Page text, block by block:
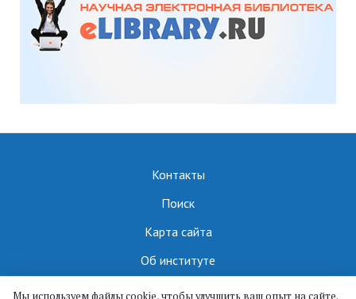
Контакты
Поиск
Карта сайта
Об институте
Мы используем файлы cookie, чтобы улучшить ваш опыт на сайте.